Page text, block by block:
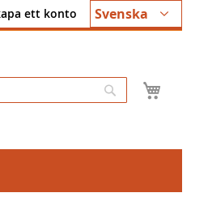
Språk
Svenska
ett konto
Sök